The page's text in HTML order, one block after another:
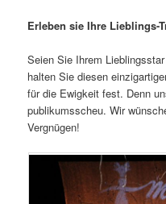
Erleben sie Ihre Lieblings-
Seien Sie Ihrem
halten Sie diesen
für die Ewigkeit fest. Denn
publikumsscheu. Wir
Vergnügen!